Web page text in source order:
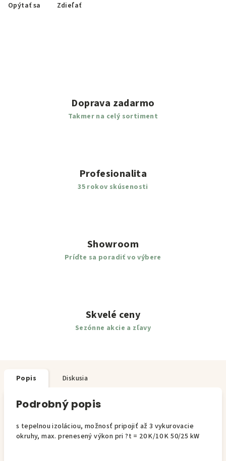
Opýtať sa Zdieľať
Doprava zadarmo
Takmer na celý sortiment
Profesionalita
35 rokov skúsenosti
Showroom
Príďte sa poradiť vo výbere
Skvelé ceny
Sezónne akcie a zľavy
Popis Diskusia
Podrobný popis
s tepelnou izoláciou, možnosť pripojiť až 3 vykurovacie
okruhy, max. prenesený výkon pri ?t = 20 K/10 K 50/25 kW